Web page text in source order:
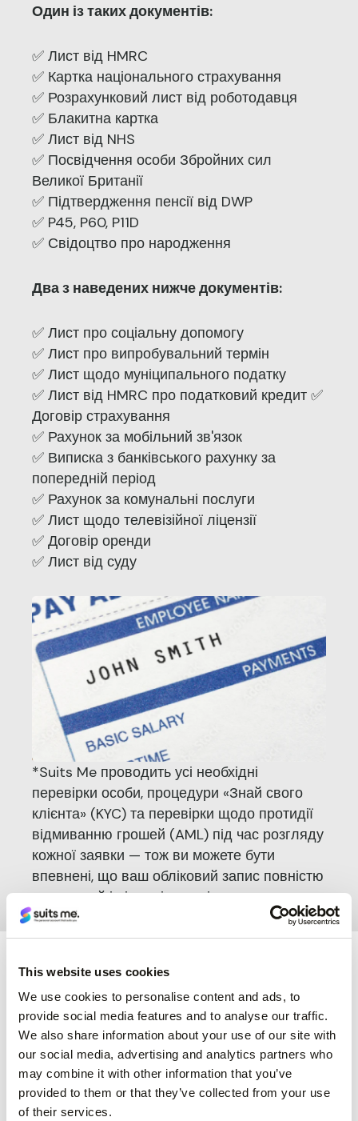
This website uses cookies
We use cookies to personalise content and ads, to
provide social media features and to analyse our traffic.
We also share information about your use of our site with
our social media, advertising and analytics partners who
may combine it with other information that you’ve
provided to them or that they’ve collected from your use
of their services.
Один із таких документів:
✅ Лист від HMRC
✅ Картка національного страхування
✅ Розрахунковий лист від роботодавця
✅ Блакитна картка
✅ Лист від NHS
✅ Посвідчення особи Збройних сил
Великої Британії
✅ Підтвердження пенсії від DWP
✅ P45, P60, P11D
✅ Свідоцтво про народження
Два з наведених нижче документів:
✅ Лист про соціальну допомогу
✅ Лист про випробувальний термін
✅ Лист щодо муніципального податку
✅ Лист від HMRC про податковий кредит ✅
Договір страхування
✅ Рахунок за мобільний зв'язок
✅ Виписка з банківського рахунку за
попередній період
✅ Рахунок за комунальні послуги
✅ Лист щодо телевізійної ліцензії
✅ Договір оренди
✅ Лист від суду
*Suits Me проводить усі необхідні
перевірки особи, процедури «Знай свого
клієнта» (KYC) та перевірки щодо протидії
відмиванню грошей (AML) під час розгляду
кожної заявки — тож ви можете бути
впевнені, що ваш обліковий запис повністю
захищений і відповідає всім вимогам.